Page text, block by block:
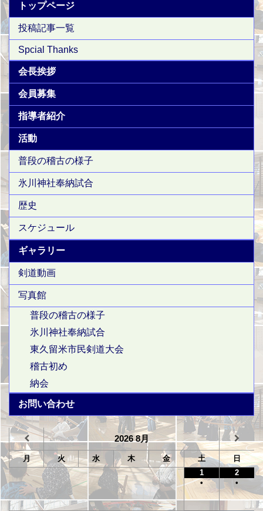
トップページ
投稿記事一覧
Spcial Thanks
会長挨拶
会員募集
指導者紹介
活動
普段の稽古の様子
氷川神社奉納試合
歴史
スケジュール
ギャラリー
剣道動画
写真館
普段の稽古の様子
氷川神社奉納試合
東久留米市民剣道大会
稽古初め
納会
お問い合わせ
2026 8月
月 火 水 木 金 土
日
1
•
2
•